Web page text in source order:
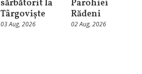
sărbătorit la
Târgoviște
03 Aug, 2026
Parohiei
Rădeni
02 Aug, 2026